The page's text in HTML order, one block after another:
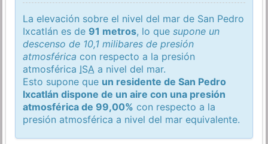
La elevación sobre el nivel del mar de San Pedro
Ixcatlán es de91 metros, lo quesupone un
descenso de 10,1 milibares de presión
atmosférica con respecto a la presión
atmosférica ISA a nivel del mar.
Esto supone que un residente de San Pedro
Ixcatlán dispone de un aire con una presión
atmosférica de 99,00% con respecto a la
presión atmosférica a nivel del mar equivalente.